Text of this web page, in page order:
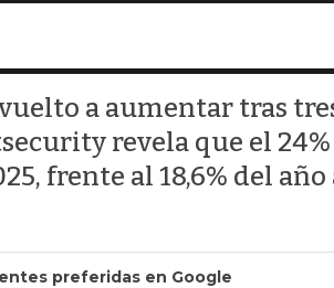
a aumentar tras
revela que el 24%
frente al 18,6% del
preferidas en Google